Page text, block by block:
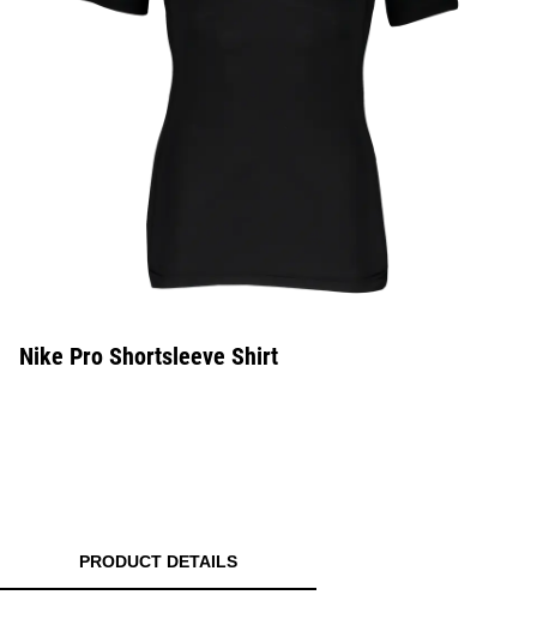
Nike Pro Shortsleeve Shirt
PRODUCT DETAILS